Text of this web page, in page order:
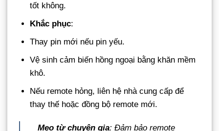
tốt không.
Khắc phục:
Thay pin mới nếu pin yếu.
Vệ sinh cảm biến hồng ngoại bằng khăn mềm
khô.
Nếu remote hỏng, liên hệ nhà cung cấp để
thay thế hoặc đồng bộ remote mới.
Mẹo từ chuyên gia: Đảm bảo remote